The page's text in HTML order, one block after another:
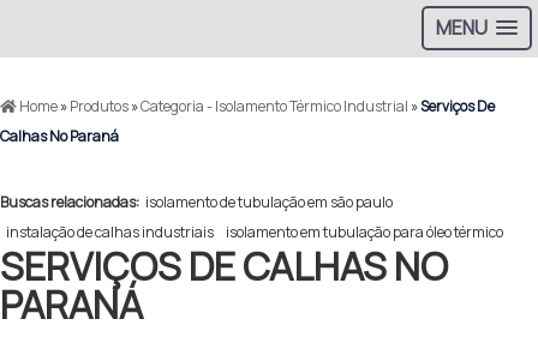
MENU
Home»Produtos»Categoria - Isolamento Térmico Industrial »Serviços De
Calhas No Paraná
Buscas relacionadas: isolamento de tubulação em são paulo
instalação de calhas industriais
isolamento em tubulação para óleo térmico
SERVIÇOS DE CALHAS NO
PARANÁ